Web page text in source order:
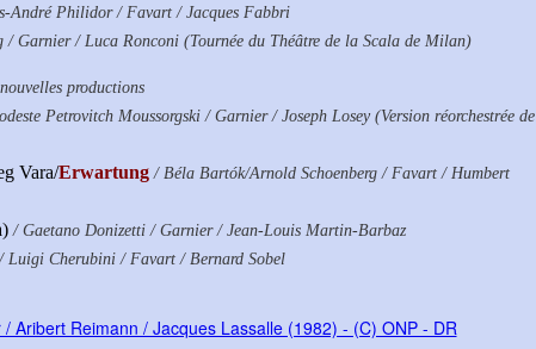
André Philidor / Favart / Jacques Fabbri
/ Garnier / Luca Ronconi (Tournée du Théâtre de la Scala de Milan)
productions
Petrovitch Moussorgski / Garnier / Joseph Losey (Version réorchestrée de
Vara/Erwartung / Béla Bartók/Arnold Schoenberg / Favart / Humbert
/ Gaetano Donizetti / Garnier / Jean-Louis Martin-Barbaz
/ Luigi Cherubini / Favart / Bernard Sobel